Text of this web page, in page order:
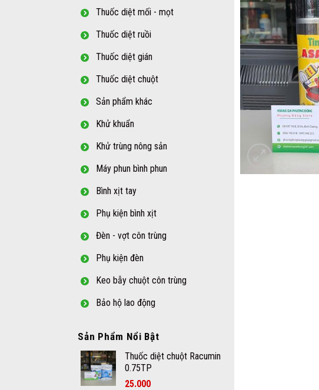
Thuốc diệt mối - mọt
Thuốc diệt ruồi
Thuốc diệt gián
Thuốc diệt chuột
Sản phẩm khác
Khử khuẩn
Khử trùng nông sản
Máy phun bình phun
Bình xịt tay
Phụ kiện bình xịt
Đèn - vợt côn trùng
Phụ kiện đèn
Keo bẫy chuột côn trùng
Bảo hộ lao động
Sản Phẩm Nổi Bật
Thuốc diệt chuột Racumin
0.75TP
25.000